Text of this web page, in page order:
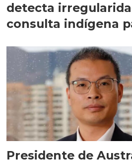
detecta
consulta indígena
Presidente de